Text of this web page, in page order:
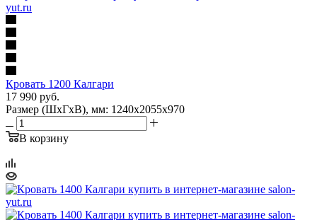
Кровать 1200 Калгари
17 990 руб.
Размер (ШхГхВ), мм: 1240х2055х970
В корзину